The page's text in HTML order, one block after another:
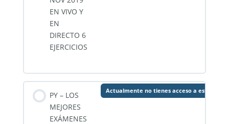
EN VIVO Y
EN
DIRECTO 6
EJERCICIOS
PY – LOS
MEJORES
EXÁMENES
Actualmente no tienes acceso a este